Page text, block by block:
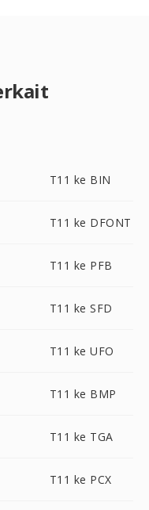
T11 ke BIN
T11 ke DFONT
T11 ke PFB
T11 ke SFD
T11 ke UFO
T11 ke BMP
T11 ke TGA
T11 ke PCX